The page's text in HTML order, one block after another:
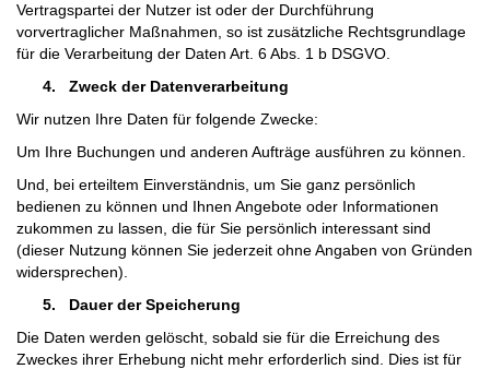
Vertragspartei der Nutzer ist oder der Durchführung
vorvertraglicher Maßnahmen, so ist zusätzliche Rechtsgrundlage
für die Verarbeitung der Daten Art. 6 Abs. 1 b DSGVO.
4. Zweck der Datenverarbeitung
Wir nutzen Ihre Daten für folgende Zwecke:
Um Ihre Buchungen und anderen Aufträge ausführen zu können.
Und, bei erteiltem Einverständnis, um Sie ganz persönlich
bedienen zu können und Ihnen Angebote oder Informationen
zukommen zu lassen, die für Sie persönlich interessant sind
(dieser Nutzung können Sie jederzeit ohne Angaben von Gründen
widersprechen).
5. Dauer der Speicherung
Die Daten werden gelöscht, sobald sie für die Erreichung des
Zweckes ihrer Erhebung nicht mehr erforderlich sind. Dies ist für